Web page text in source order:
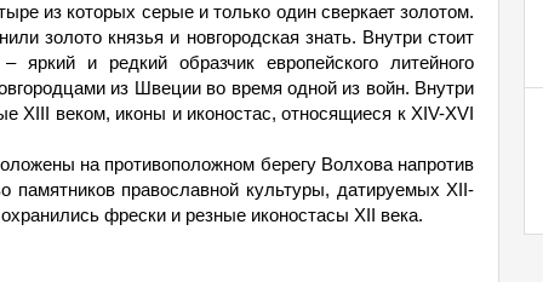
из которых серые и только один сверкает золотом.
золото князья и новгородская знать. Внутри стоит
яркий и редкий образчик европейского литейного
из Швеции во время одной из войн. Внутри
XIII веком, иконы и иконостас, относящиеся к XIV-XVI
на противоположном берегу Волхова напротив
православной культуры, датируемых XII-
фрески и резные иконостасы XII века.